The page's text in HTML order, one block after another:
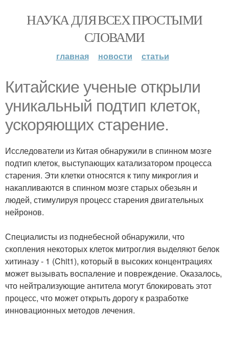
НАУКА ДЛЯ ВСЕХ ПРОСТЫМИ
СЛОВАМИ
главная новости статьи
Китайские ученые открыли
уникальный подтип клеток,
ускоряющих старение.
Исследователи из Китая обнаружили в спинном мозге
подтип клеток, выступающих катализатором процесса
старения. Эти клетки относятся к типу микроглия и
накапливаются в спинном мозге старых обезьян и
людей, стимулируя процесс старения двигательных
нейронов.
Специалисты из поднебесной обнаружили, что
скопления некоторых клеток митроглия выделяют белок
хитиназу - 1 (Chit1), который в высоких концентрациях
может вызывать воспаление и повреждение. Оказалось,
что нейтрализующие антитела могут блокировать этот
процесс, что может открыть дорогу к разработке
инновационных методов лечения.